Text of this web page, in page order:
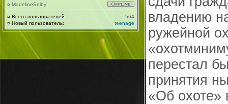
¤ MadelineSelby
¤ Всего пользователей:
564
¤ Новый пользователь: teenage
владению
ружейной
перестал
принятия
«Об охоте»